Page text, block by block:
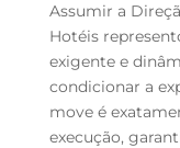
Assumir a
Hotéis
exigente e
condicionar a
move é
execução,